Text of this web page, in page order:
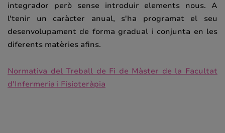
integrador però sense introduir elements nous. A
l'tenir un caràcter anual, s'ha programat el seu
desenvolupament de forma gradual i conjunta en les
diferents matèries afins.
Normativa del Treball de Fi de Màster de la Facultat
d'Infermeria i Fisioteràpia